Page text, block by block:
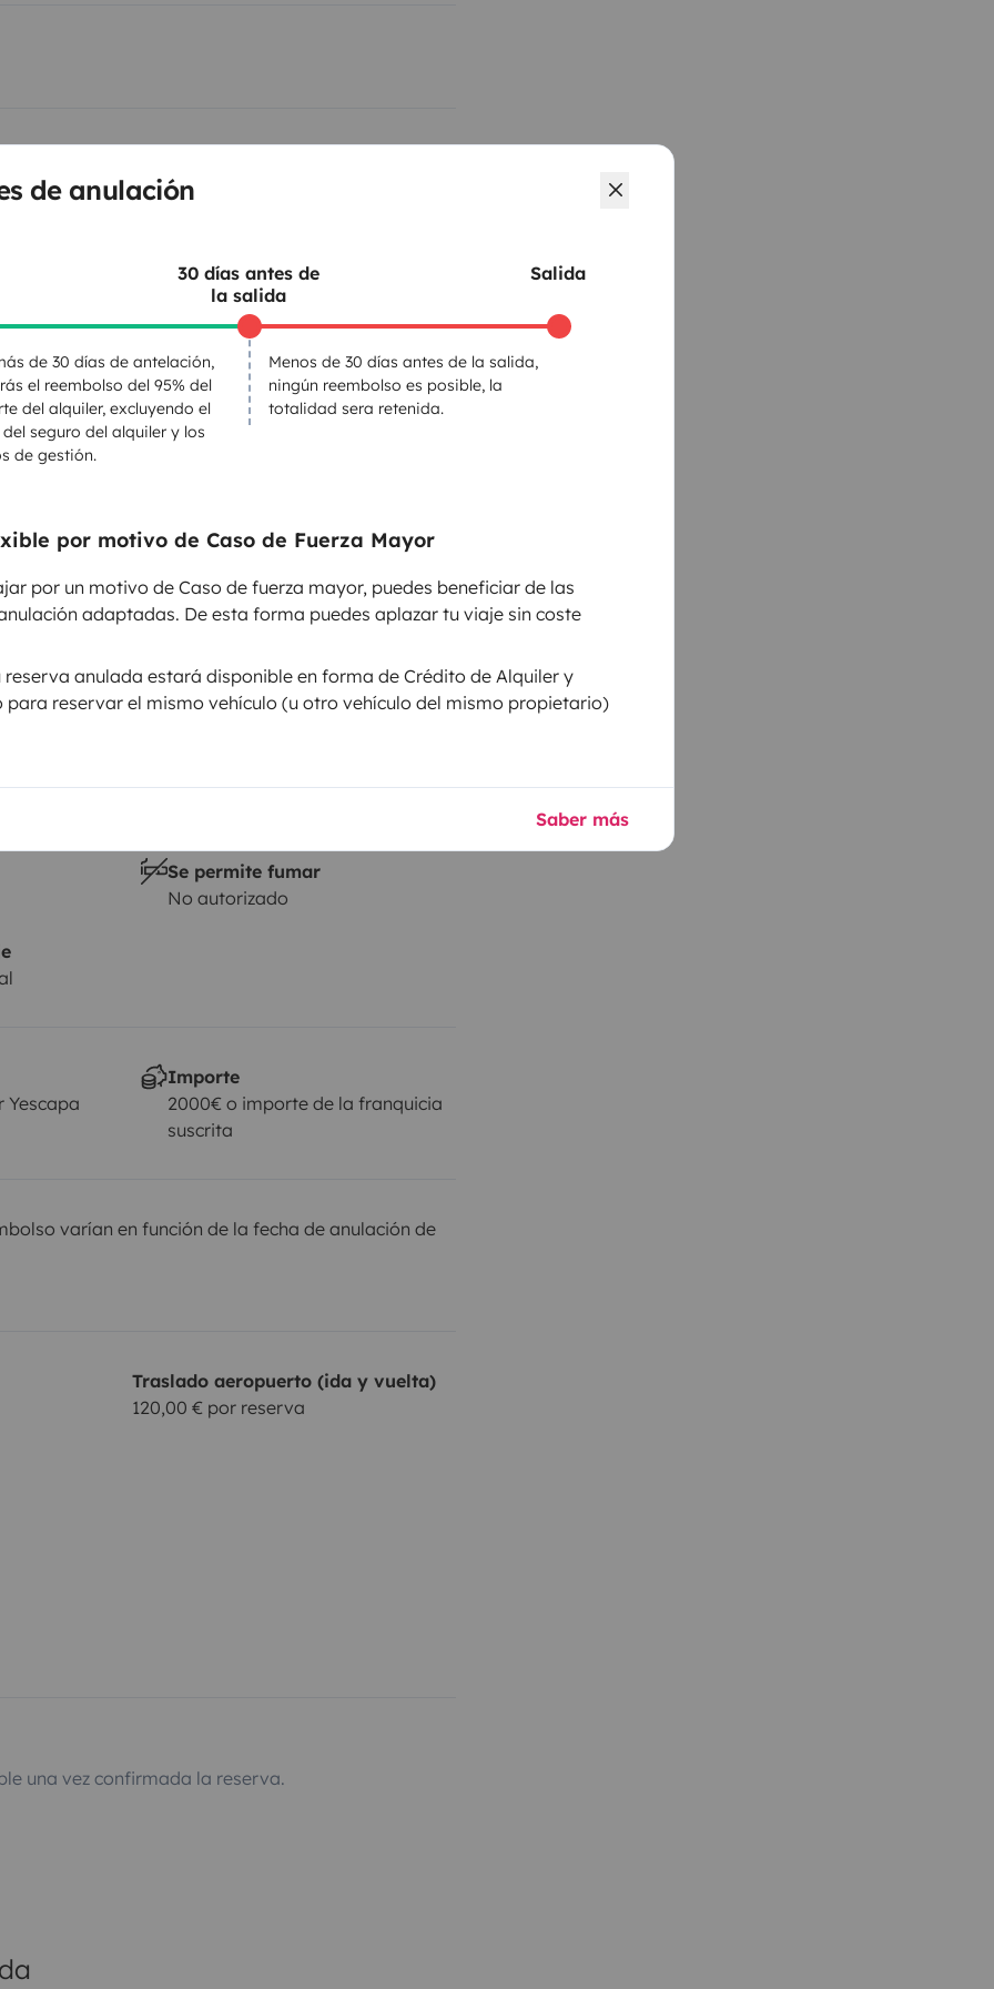
de anulación
de 30 días de antelación,
el reembolso del 95% del
del alquiler, excluyendo el
seguro del alquiler y los
de gestión.
30 días antes de
la salida
Menos de 30 días antes de la salida,
ningún reembolso es posible, la
totalidad sera retenida.
Salida
por motivo de Caso de Fuerza Mayor
por un motivo de Caso de fuerza mayor, puedes beneficiar de las
adaptadas. De esta forma puedes aplazar tu viaje sin coste
reserva anulada estará disponible en forma de Crédito de Alquiler y
para reservar el mismo vehículo (u otro vehículo del mismo propietario)
Saber más
Aire acondicionado en
y risas por la noche.Para
entrega disponible en los
Kit de vajilla
Dirección asistida
Puesta en circulación:
2,74 m
Carnet de conducir
Se permite fumar
No autorizado
Yescapa
Importe
2000€ o importe de la franquicia
suscrita
varían en función de la fecha de anulación de
Traslado aeropuerto (ida y vuelta)
120,00 € por reserva
una vez confirmada la reserva.